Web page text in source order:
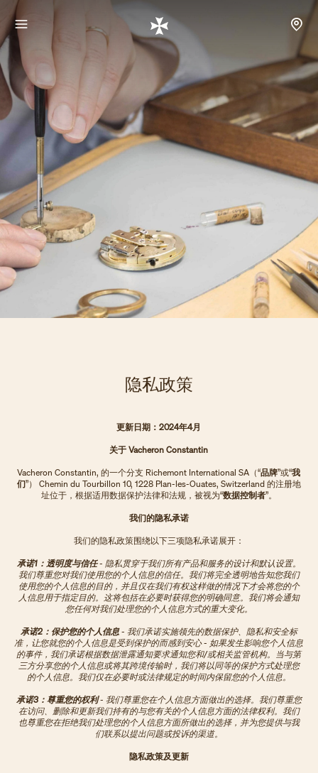
隐私政策
更新日期：2024年4月
关于 Vacheron Constantin
Vacheron Constantin, 的一个分支 Richemont International SA（“品牌”或“我
们”） Chemin du Tourbillon 10, 1228 Plan-les-Ouates, Switzerland 的注册地
址位于，根据适用数据保护法律和法规，被视为“数据控制者”。
我们的隐私承诺
我们的隐私政策围绕以下三项隐私承诺展开：
承诺1：透明度与信任- 隐私贯穿于我们所有产品和服务的设计和默认设置。
我们尊重您对我们使用您的个人信息的信任。我们将完全透明地告知您我们
使用您的个人信息的目的，并且仅在我们有权这样做的情况下才会将您的个
人信息用于指定目的。这将包括在必要时获得您的明确同意。我们将会通知
您任何对我们处理您的个人信息方式的重大变化。
承诺2：保护您的个人信息- 我们承诺实施领先的数据保护、隐私和安全标
准，让您就您的个人信息是受到保护的而感到安心 - 如果发生影响您个人信息
的事件，我们承诺根据数据泄露通知要求通知您和/或相关监管机构。当与第
三方分享您的个人信息或将其跨境传输时，我们将以同等的保护方式处理您
的个人信息。我们仅在必要时或法律规定的时间内保留您的个人信息。
承诺3：尊重您的权利- 我们尊重您在个人信息方面做出的选择。我们尊重您
在访问、删除和更新我们持有的与您有关的个人信息方面的法律权利。我们
也尊重您在拒绝我们处理您的个人信息方面所做出的选择，并为您提供与我
们联系以提出问题或投诉的渠道。
隐私政策及更新